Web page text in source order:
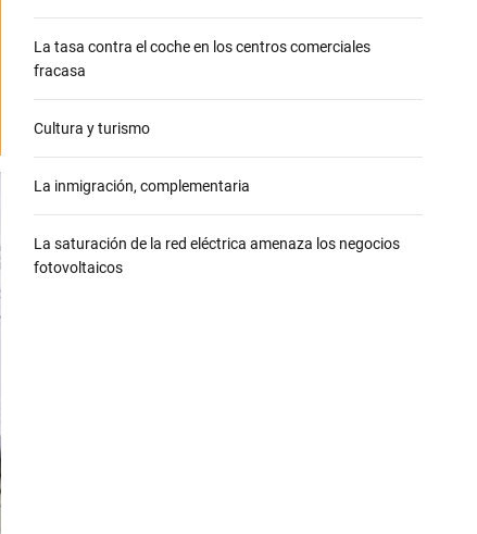
La tasa contra el coche en los centros comerciales
fracasa
Cultura y turismo
La inmigración, complementaria
La saturación de la red eléctrica amenaza los negocios
fotovoltaicos